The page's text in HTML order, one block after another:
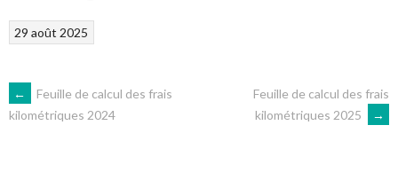
29 août 2025
NAVIGATION
←
Feuille de calcul des frais
kilométriques 2024
Feuille de calcul des frais
kilométriques 2025
→